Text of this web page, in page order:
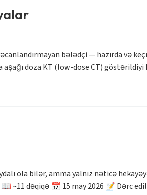
bələdçi — hazırda və
doza KT (low-dose CT) göstərildiyi
ola bilər, amma yalnız nəticə
~11 dəqiqə 📅 15 may 2026 📝 Dərc